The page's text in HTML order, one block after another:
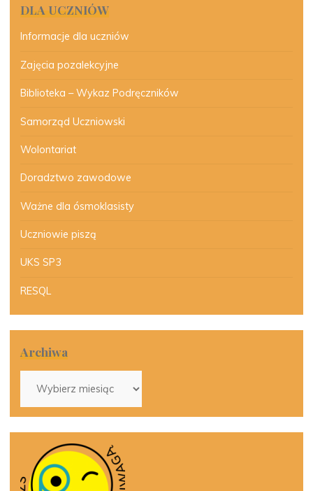
DLA UCZNIÓW
Informacje dla uczniów
Zajęcia pozalekcyjne
Biblioteka – Wykaz Podręczników
Samorząd Uczniowski
Wolontariat
Doradztwo zawodowe
Ważne dla ósmoklasisty
Uczniowie piszą
UKS SP3
RESQL
Archiwa